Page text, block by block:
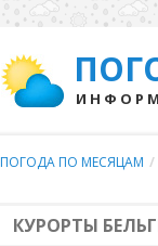
ПОГОДА ПО МЕСЯЦАМ /
КУРОРТЫ